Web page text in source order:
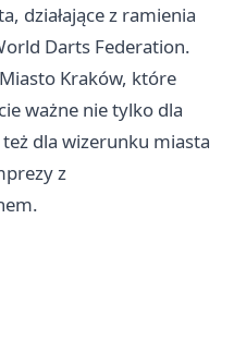
działające z ramienia
Darts Federation.
Kraków, które
ważne nie tylko dla
dla wizerunku miasta
z